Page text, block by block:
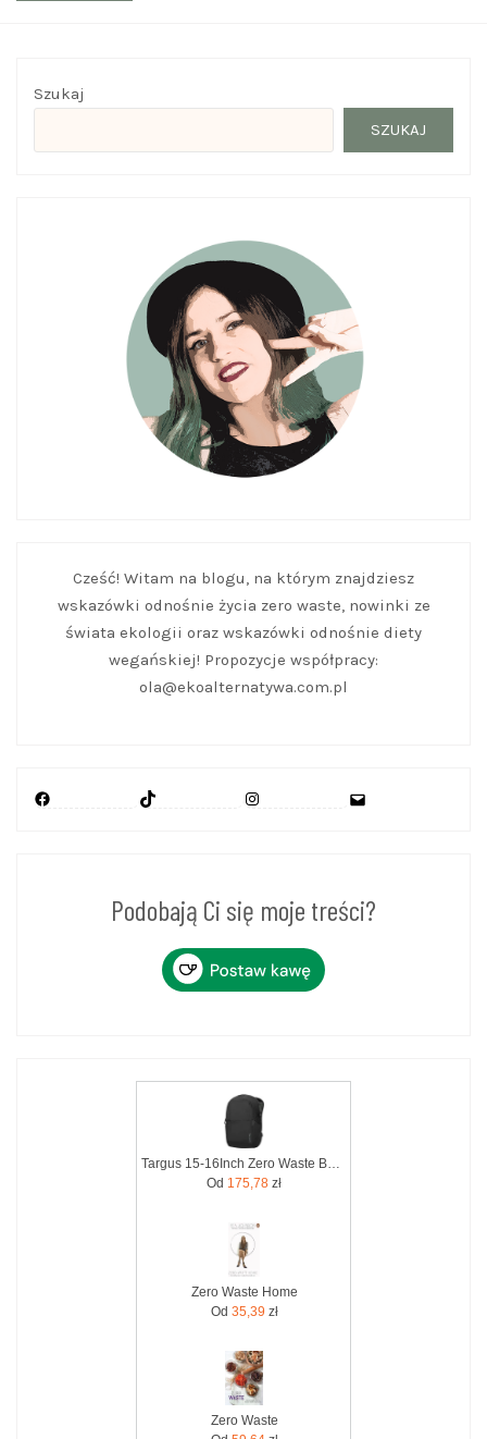
Szukaj
SZUKAJ
Cześć! Witam na blogu, na którym znajdziesz
wskazówki odnośnie życia zero waste, nowinki ze
świata ekologii oraz wskazówki odnośnie diety
wegańskiej! Propozycje współpracy:
ola@ekoalternatywa.com.pl
Facebook
TikTok
Instagram
Mail
Podobają Ci się moje treści?
Targus 15-16Inch Zero Waste Backpack (TBB641GL)
Od 175,78 zł
Zero Waste Home
Od 35,39 zł
Zero Waste